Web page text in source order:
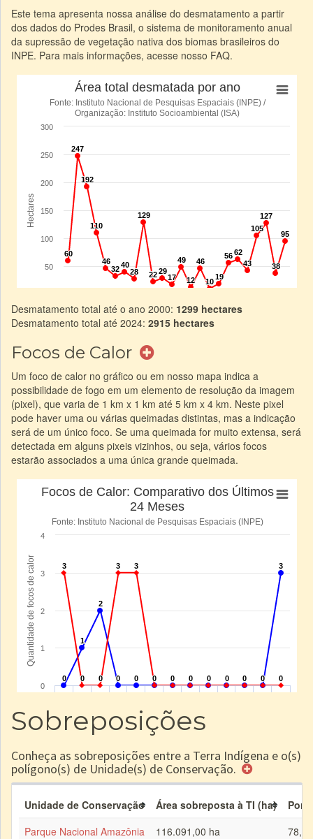
Este tema apresenta nossa análise do desmatamento a partir
dos dados do Prodes Brasil, o sistema de monitoramento anual
da supressão de vegetação nativa dos biomas brasileiros do
INPE. Para mais informações, acesse nosso FAQ.
Desmatamento total até o ano 2000: 1299 hectares
Desmatamento total até 2024: 2915 hectares
Focos de Calor
Um foco de calor no gráfico ou em nosso mapa indica a
possibilidade de fogo em um elemento de resolução da imagem
(pixel), que varia de 1 km x 1 km até 5 km x 4 km. Neste pixel
pode haver uma ou várias queimadas distintas, mas a indicação
será de um único foco. Se uma queimada for muito extensa, será
detectada em alguns pixeis vizinhos, ou seja, vários focos
estarão associados a uma única grande queimada.
Sobreposições
Conheça as sobreposições entre a Terra Indígena e o(s)
polígono(s) de Unidade(s) de Conservação.
Unidade de Conservação Área sobreposta à TI (ha)
Parque Nacional Amazônia
116.091,00 ha